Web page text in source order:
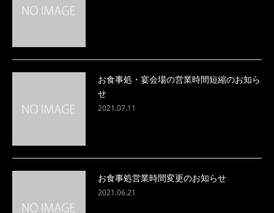
お食事処・宴会場の営業時間短縮のお知ら
せ
2021.07.11
お食事処営業時間変更のお知らせ
2021.06.21